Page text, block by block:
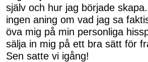
själv och hur jag började
ingen aning om vad jag sa
öva mig på min personliga
sälja in mig på ett bra sätt för
Sen satte vi igång!